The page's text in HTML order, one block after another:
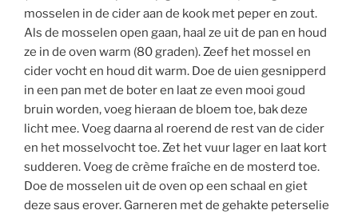
mosselen in de cider aan de kook met peper en zout.
Als de mosselen open gaan, haal ze uit de pan en houd
ze in de oven warm (80 graden). Zeef het mossel en
cider vocht en houd dit warm. Doe de uien gesnipperd
in een pan met de boter en laat ze even mooi goud
bruin worden, voeg hieraan de bloem toe, bak deze
licht mee. Voeg daarna al roerend de rest van de cider
en het mosselvocht toe. Zet het vuur lager en laat kort
sudderen. Voeg de crème fraîche en de mosterd toe.
Doe de mosselen uit de oven op een schaal en giet
deze saus erover. Garneren met de gehakte peterselie